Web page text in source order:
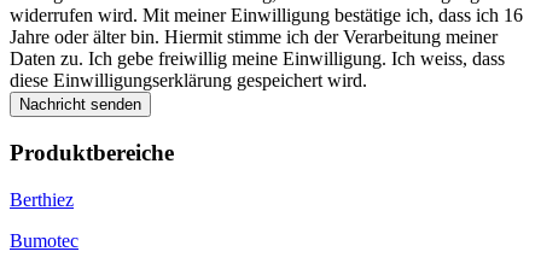
widerrufen wird. Mit meiner Einwilligung bestätige ich, dass ich 16
Jahre oder älter bin. Hiermit stimme ich der Verarbeitung meiner
Daten zu. Ich gebe freiwillig meine Einwilligung. Ich weiss, dass
diese Einwilligungserklärung gespeichert wird.
Nachricht senden
Produktbereiche
Berthiez
Bumotec